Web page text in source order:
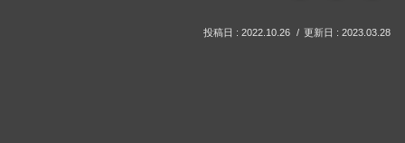
2022.10.26 2023.03.28